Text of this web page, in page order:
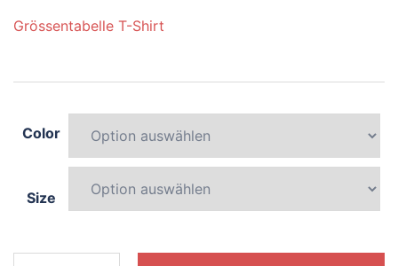
Grössentabelle T-Shirt
Color
Size